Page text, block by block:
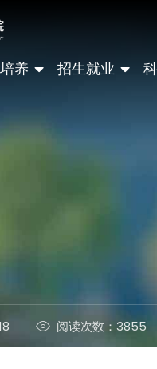
养 招生就业
阅读次数：3855